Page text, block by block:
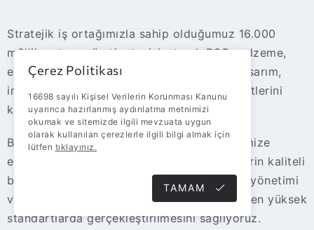
Stratejik iş ortağımızla sahip olduğumuz 16.000
m2'lik entegre üretim tesisi, stand, POP malzeme,
epoksi tabela gibi ürünlerin baştan sona tasarım,
imalat, depolama, lojistik ve kurulum hizmetlerini
kapsayan bir altyapı sunuyor.
Bu entegre yaklaşım sayesinde müşterilerimize
eksiksiz ve etkili bir çözüm sunarak, ürünlerin kaliteli
bir şekilde üretilmesi, depolanması, lojistik yönetimi
ve profesyonel kurulumu ile tüm süreçlerin en yüksek
standartlarda gerçekleştirilmesini sağlıyoruz.
Çerez Politikası
16698 sayılı Kişisel Verilerin Korunması Kanunu
uyarınca hazırlanmış aydınlatma metnimizi
okumak ve sitemizde ilgili mevzuata uygun
olarak kullanılan çerezlerle ilgili bilgi almak için
lütfen tıklayınız.
TAMAM